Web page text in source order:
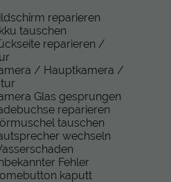
reparieren
tauschen
reparieren /
/ Hauptkamera /
Glas gesprungen
reparieren
tauschen
wechseln
Fehler
kaputt